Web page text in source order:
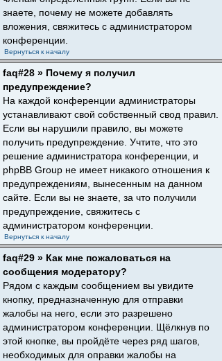
знаете, почему не можете добавлять
вложения, свяжитесь с администратором
конференции.
Вернуться к началу
faq#28 » Почему я получил
предупреждение?
На каждой конференции администраторы
устанавливают свой собственный свод правил.
Если вы нарушили правило, вы можете
получить предупреждение. Учтите, что это
решение администратора конференции, и
phpBB Group не имеет никакого отношения к
предупреждениям, вынесенным на данном
сайте. Если вы не знаете, за что получили
предупреждение, свяжитесь с
администратором конференции.
Вернуться к началу
faq#29 » Как мне пожаловаться на
сообщения модератору?
Рядом с каждым сообщением вы увидите
кнопку, предназначенную для отправки
жалобы на него, если это разрешено
администратором конференции. Щёлкнув по
этой кнопке, вы пройдёте через ряд шагов,
необходимых для оправки жалобы на